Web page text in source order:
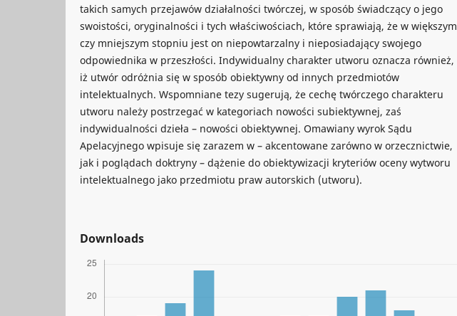
takich samych przejawów działalności twórczej, w sposób świadczący o jego
swoistości, oryginalności i tych właściwościach, które sprawiają, że w większym
czy mniejszym stopniu jest on niepowtarzalny i nieposiadający swojego
odpowiednika w przeszłości. Indywidualny charakter utworu oznacza również,
iż utwór odróżnia się w sposób obiektywny od innych przedmiotów
intelektualnych. Wspomniane tezy sugerują, że cechę twórczego charakteru
utworu należy postrzegać w kategoriach nowości subiektywnej, zaś
indywidualności dzieła – nowości obiektywnej. Omawiany wyrok Sądu
Apelacyjnego wpisuje się zarazem w – akcentowane zarówno w orzecznictwie,
jak i poglądach doktryny – dążenie do obiektywizacji kryteriów oceny wytworu
intelektualnego jako przedmiotu praw autorskich (utworu).
Downloads